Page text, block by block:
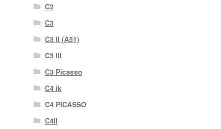
C2
C3
C3 II (A51)
C3 III
C3 Picasso
C4 ik
C4 PICASSO
C4II